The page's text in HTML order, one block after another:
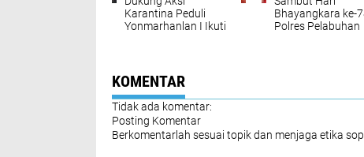
Karantina Peduli
Yonmarhanlan I Ikuti
Bhayangkara ke-
Polres Pelabuhan
KOMENTAR
Tidak ada komentar:
Posting Komentar
Berkomentarlah sesuai topik dan menjaga etika